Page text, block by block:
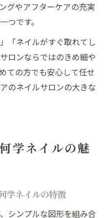
グやアフターケアの充実
つです。
「ネイルがすぐ取れてし
ロンならではのきめ細や
ての方でも安心して任せ
のネイルサロンの大きな
学ネイルの魅
学ネイルの特徴
シンプルな図形を組み合